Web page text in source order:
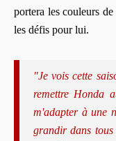
portera les couleurs
les défis pour lui.
"Je vois cette
remettre Honda
m'adapter à une
grandir dans